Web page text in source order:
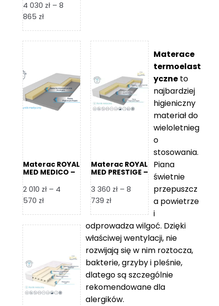
4 030 zł – 8
865 złZakres
od
do
8
865 zł
Materac ROYAL
MED MEDICO –
2 010 zł – 4
570 złZakres
od
4
570 zł
Materac ROYAL
MED PRESTIGE –
3 360 zł – 8
739 złZakres
od
3
360 zł
do
8
739 zł
Materace
termoelast
yczne to
najbardziej
higieniczny
materiał do
wieloletnieg
o
stosowania.
Piana
świetnie
przepuszcz
a powietrze
i
odprowadza wilgoć. Dzięki
właściwej wentylacji, nie
rozwijają się w nim roztocza,
bakterie, grzyby i pleśnie,
dlatego są szczególnie
rekomendowane dla
alergików.